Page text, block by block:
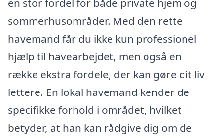
en stor fordel for både private hjem og
sommerhusområder. Med den rette
havemand får du ikke kun professionel
hjælp til havearbejdet, men også en
række ekstra fordele, der kan gøre dit liv
lettere. En lokal havemand kender de
specifikke forhold i området, hvilket
betyder, at han kan rådgive dig om de